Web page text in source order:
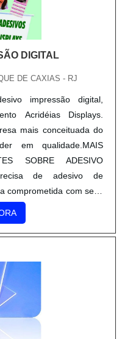
a empresa
atendimento cuidadoso
Acridéias Displays é
no mercado pela
DIGITAL
DE CAXIAS - RJ
impressão digital,
Acridéias Displays.
mais conceituada do
em qualidade.MAIS
SOBRE ADESIVO
de adesivo de
comprometida com seus
Displays. É possível
e totem em mdf,
no mercado para cada
lucratividade, deve
ótima qualidade e
de grande valia para
empresa.É importante
ser adquirido com